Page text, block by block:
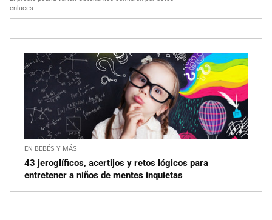
enlaces
EN BEBÉS Y MÁS
43 jeroglíficos, acertijos y retos lógicos para
entretener a niños de mentes inquietas